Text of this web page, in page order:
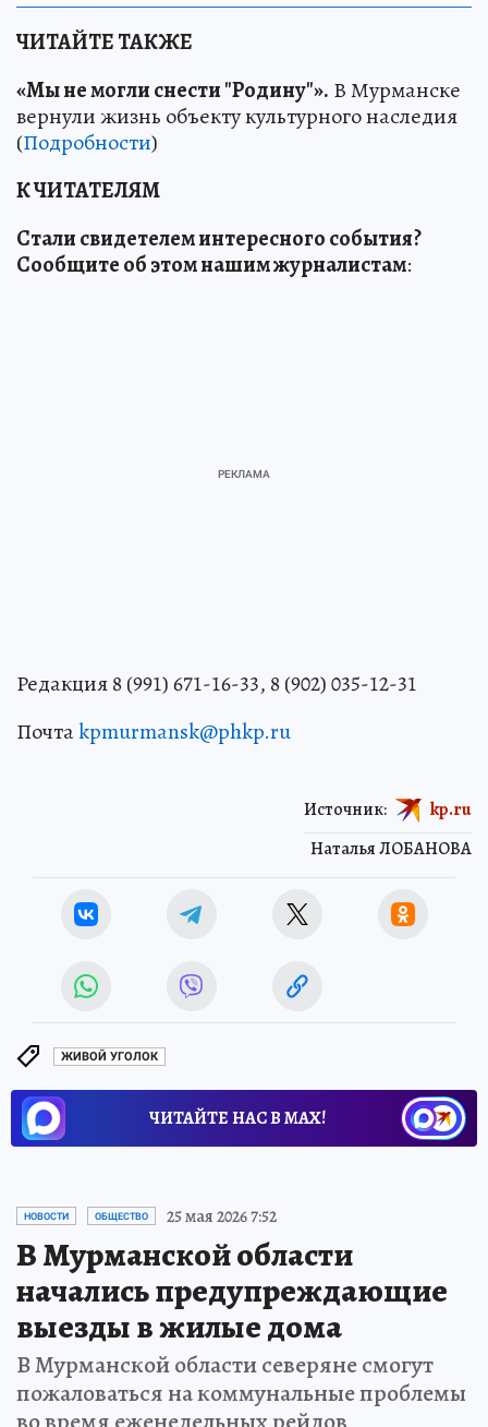
ЧИТАЙТЕ ТАКЖЕ
«Мы не могли снести "Родину"». В Мурманске
вернули жизнь объекту культурного наследия
(Подробности)
К ЧИТАТЕЛЯМ
Стали свидетелем интересного события?
Сообщите об этом нашим журналистам:
Редакция 8 (991) 671-16-33, 8 (902) 035-12-31
Почтаkpmurmansk@phkp.ru
Наталья ЛОБАНОВА
Источник: kp.ru
ЖИВОЙ УГОЛОК
ЧИТАЙТЕ НАС В МАХ!
НОВОСТИ ОБЩЕСТВО 25 мая 2026 7:52
В Мурманской области
начались предупреждающие
выезды в жилые дома
В Мурманской области северяне смогут
пожаловаться на коммунальные проблемы